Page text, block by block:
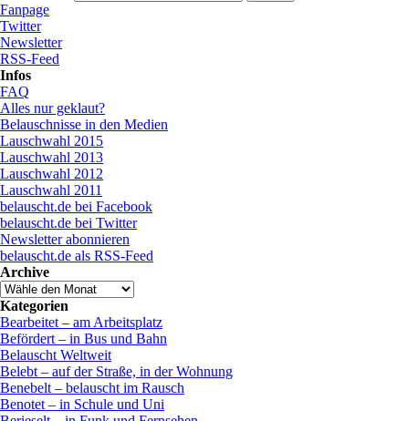
Fanpage
Twitter
Newsletter
RSS-Feed
Infos
FAQ
Alles nur geklaut?
Belauschnisse in den Medien
Lauschwahl 2015
Lauschwahl 2013
Lauschwahl 2012
Lauschwahl 2011
belauscht.de bei Facebook
belauscht.de bei Twitter
Newsletter abonnieren
belauscht.de als RSS-Feed
Archive
Kategorien
Bearbeitet – am Arbeitsplatz
Befördert – in Bus und Bahn
Belauscht Weltweit
Belebt – auf der Straße, in der Wohnung
Benebelt – belauscht im Rausch
Benotet – in Schule und Uni